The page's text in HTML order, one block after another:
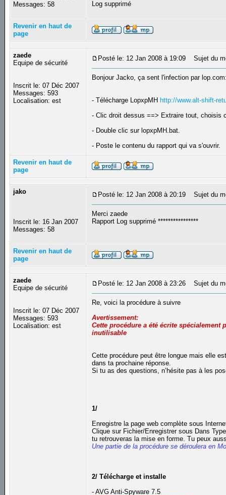
Messages: 58
Log supprimé
Revenir en haut de
page
zaede
Equipe de sécurité
Inscrit le: 07 Déc 2007
Messages: 593
Localisation: est
Posté le: 12 Jan 2008 à 19:09 Sujet du
Bonjour Jacko, ça sent l'infection par
- Télécharge LopxpMH http://www.alt-shift-
- Clic droit dessus ==> Extraire tout, choisis
- Double clic sur lopxpMH.bat.
- Poste le contenu du rapport qui va s'ouvrir.
Revenir en haut de
page
jako
Inscrit le: 16 Jan 2007
Messages: 58
Posté le: 12 Jan 2008 à 20:19 Sujet du
Merci zaede
Rapport Log supprimé ****************
Revenir en haut de
page
zaede
Equipe de sécurité
Inscrit le: 07 Déc 2007
Messages: 593
Localisation: est
Posté le: 12 Jan 2008 à 23:26 Sujet du
Re, voici la procédure à suivre
Avertissement:
Cette procédure a été écrite
inutilisable
Cette procédure peut être longue mais elle
dans ta prochaine réponse.
Si tu as des questions, n’hésite pas à les
1/
Enregistre la page web complète sous
Clique sur Fichier/Enregistrer sous Dans
tu retrouveras la mise en forme. Tu peux
Une partie de la procédure se déroulera en
2/ Télécharge et installe
- AVG Anti-Spyware 7.5